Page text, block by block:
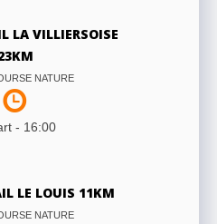
LA VILLIERSOISE
NATURE
- 16:00
LE LOUIS 11KM
NATURE